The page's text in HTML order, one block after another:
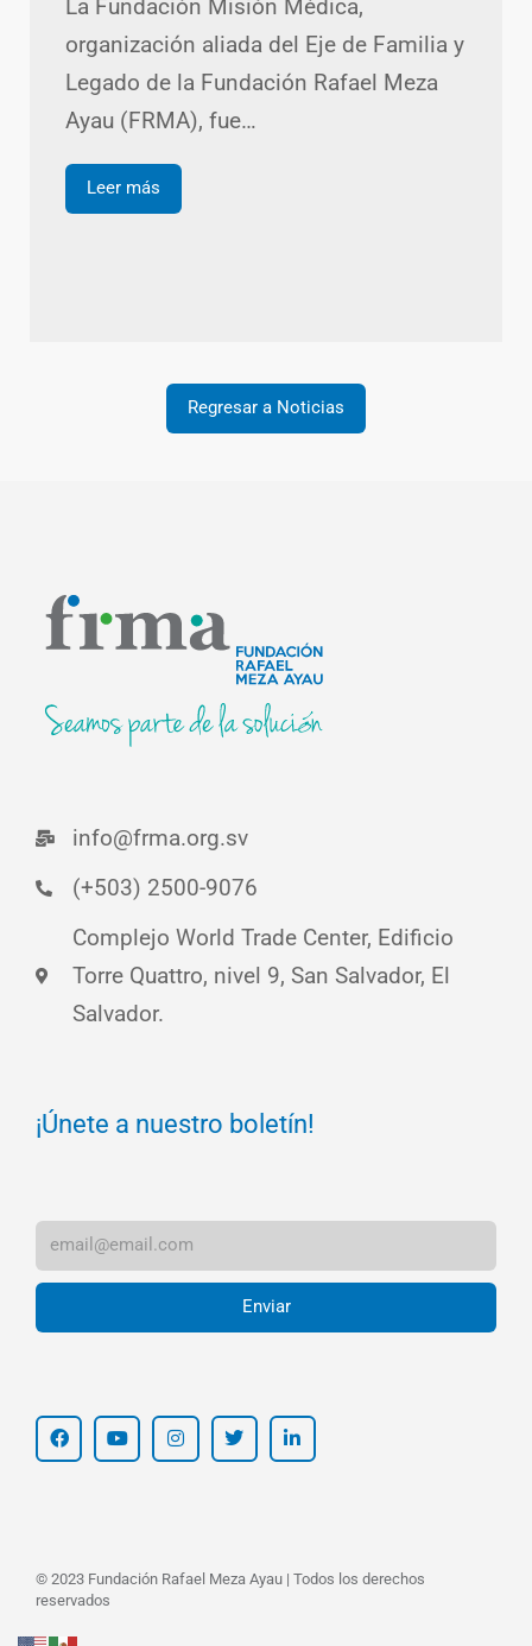
La Fundación Misión Médica,
organización aliada del Eje de Familia y
Legado de la Fundación Rafael Meza
Ayau (FRMA), fue…
Leer más
Regresar a Noticias
info@frma.org.sv
(+503) 2500-9076
Complejo World Trade Center, Edificio
Torre Quattro, nivel 9, San Salvador, El
Salvador.
¡Únete a nuestro boletín!
Enviar
© 2023 Fundación Rafael Meza Ayau | Todos los derechos
reservados